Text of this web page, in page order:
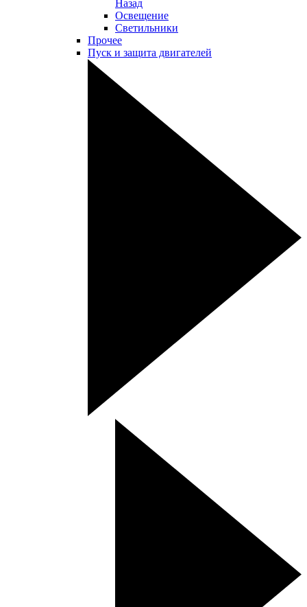
Назад
Освещение
Светильники
Прочее
Пуск и защита двигателей